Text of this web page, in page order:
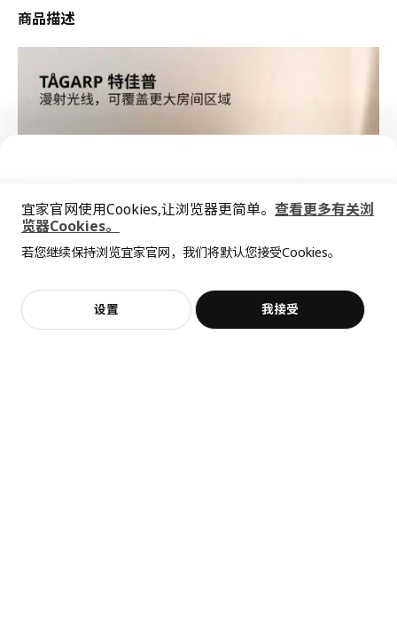
商品描述
抱歉，该商品在所选地区暂时缺货。
客服
加入购物袋 立即购买
价格透明，设计专业，现货供应
不，谢谢 立即预约
宜家官网使用Cookies,让浏览器更简单。 查看更多有关浏
览器Cookies。
若您继续保持浏览宜家官网，我们将默认您接受Cookies。
设置 我接受